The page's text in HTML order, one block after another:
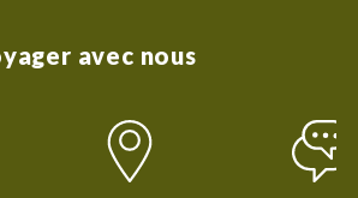
d'être
avec nous